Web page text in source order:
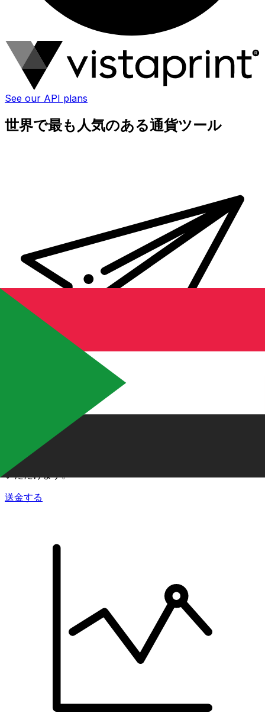
See our API plans
世界で最も人気のある通貨ツール
オンラインの送金が迅速、安全、簡単に行えます。ライブの
追跡と通知に加え、柔軟な配信と支払いオプションをご利用
いただけます。
送金する